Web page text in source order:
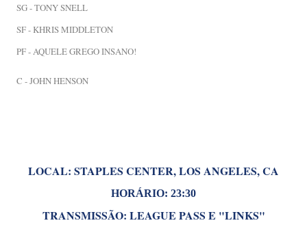
SG - TONY SNELL
SF - KHRIS MIDDLETON
PF - AQUELE GREGO INSANO!
C - JOHN HENSON
LOCAL: STAPLES CENTER, LOS ANGELES, CA
HORÁRIO: 23:30
TRANSMISSÃO: LEAGUE PASS E "LINKS"